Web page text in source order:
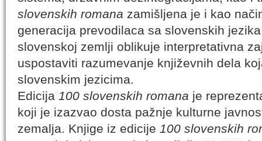
slovenskih romana zamišljena je i kao
generacija prevodilaca sa slovenskih
slovenskoj zemlji oblikuje interpretativna
uspostaviti razumevanje književnih dela
slovenskim jezicima.
Edicija 100 slovenskih romana je
koji je izazvao dosta pažnje kulturne
zemalja. Knjige iz edicije 100 slovenskih